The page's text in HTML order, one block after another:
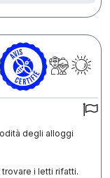
degli alloggi
i letti rifatti.